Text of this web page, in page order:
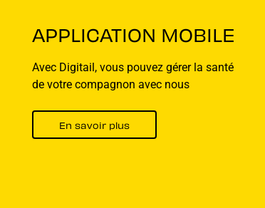
APPLICATION MOBILE
Avec Digitail, vous pouvez gérer la santé
de votre compagnon avec nous
En savoir plus